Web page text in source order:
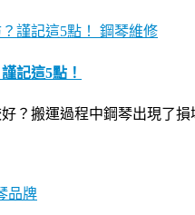
鋼琴維修
記這5點！
？搬運過程中鋼琴出現了
品牌